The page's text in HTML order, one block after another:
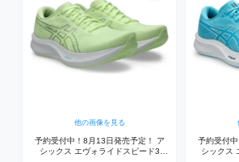
他の画像を見る
予約受付中！8月13日発売予定！ ア
シックス エヴォライドスピード3
予約受付
シックス